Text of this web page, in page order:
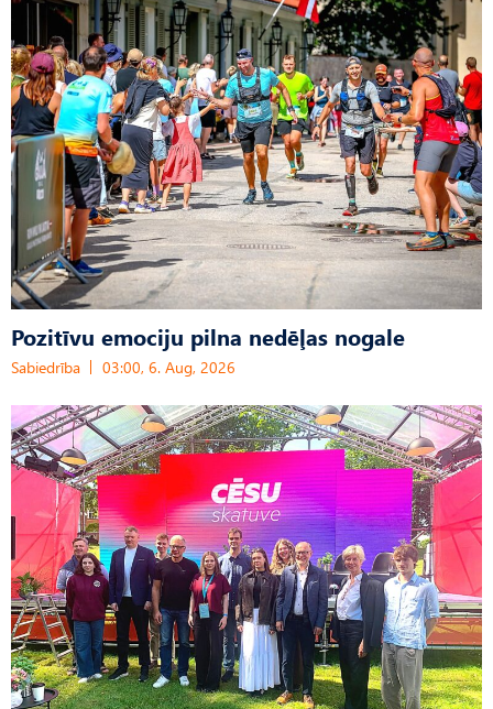
Pozitīvu emociju pilna nedēļas nogale
Sabiedrība 03:00, 6. Aug, 2026